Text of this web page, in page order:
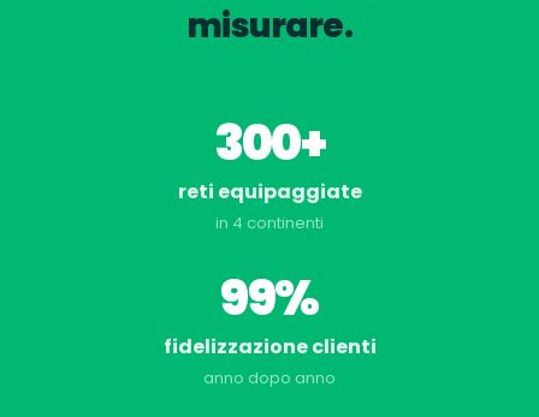
misurare.
300+
reti equipaggiate
in 4 continenti
99%
fidelizzazione clienti
anno dopo anno